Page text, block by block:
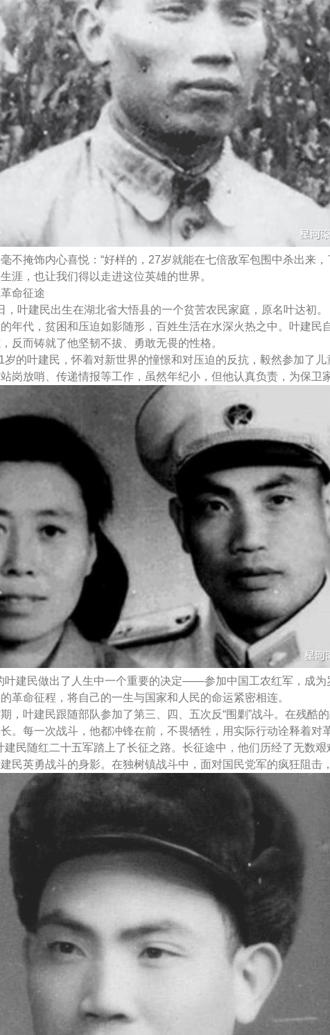
不掩饰内心喜悦：“好样的，27岁就能在七倍敌军包围中杀出来
涯，也让我们得以走进这位英雄的世界。
命征途
，叶建民出生在湖北省大悟县的一个贫苦农民家庭，原名叶达初。
年代，贫困和压迫如影随形，百姓生活在水深火热之中。叶建民
反而铸就了他坚韧不拔、勇敢无畏的性格。
岁的叶建民，怀着对新世界的憧憬和对压迫的反抗，毅然参加了
岗放哨、传递情报等工作，虽然年纪小，但他认真负责，为保卫
叶建民做出了人生中一个重要的决定——参加中国工农红军，成
革命征程，将自己的一生与国家和人民的命运紧密相连。
，叶建民跟随部队参加了第三、四、五次反“围剿”战斗。在残酷
。每一次战斗，他都冲锋在前，不畏牺牲，用实际行动诠释着对
建民随红二十五军踏上了长征之路。长征途中，他们历经了无数
民英勇战斗的身影。在独树镇战斗中，面对国民党军的疯狂阻击